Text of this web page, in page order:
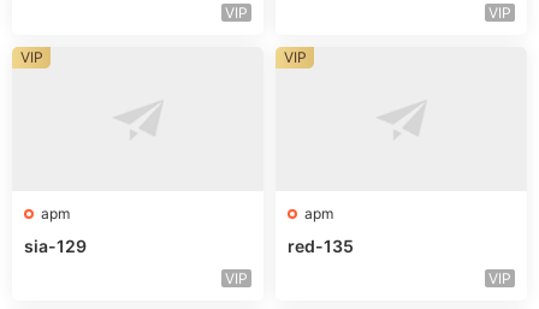
VIP VIP
apm
sia-129
VIP
VIP
apm
red-135
VIP
VIP